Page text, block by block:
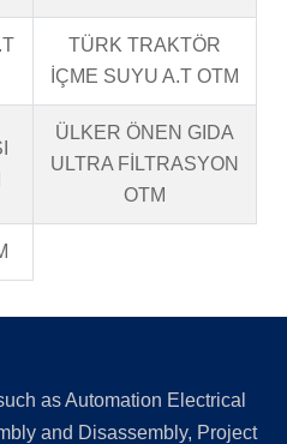
TÜRK TRAKTÖR
İÇME SUYU A.T OTM
ÜLKER ÖNEN GIDA
ULTRA FİLTRASYON
OTM
as Automation Electrical
and Disassembly, Project